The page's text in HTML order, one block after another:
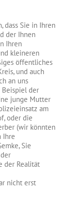
dass Sie in Ihren
der Ihnen
Ihren
kleineren
öffentliches
und auch
an uns
Beispiel der
junge Mutter
am
oder die
(wir könnten
Ihre
Sie
der Realität
nicht erst